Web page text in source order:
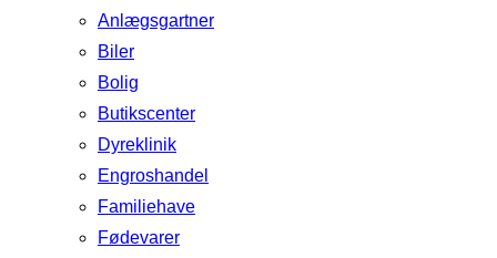
Anlægsgartner
Biler
Bolig
Butikscenter
Dyreklinik
Engroshandel
Familiehave
Fødevarer